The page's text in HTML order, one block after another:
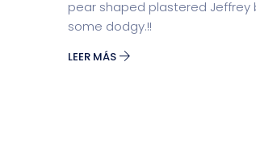
pear shaped plastered Jeffrey
some dodgy.!!
LEER MÁS